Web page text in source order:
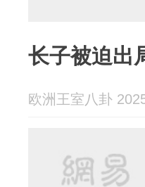
长子被迫出
欧洲王室八卦